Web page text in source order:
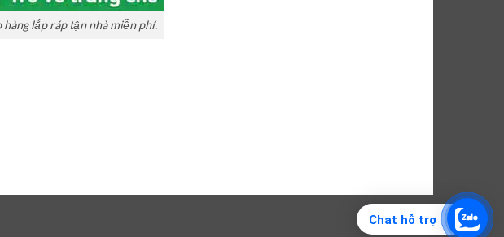
Chat hỗ trợ
hàng lắp ráp tận nhà miễn phí.